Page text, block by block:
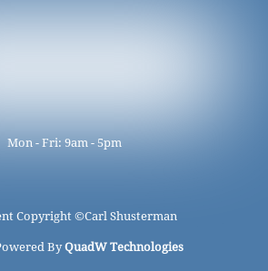
Mon - Fri: 9am - 5pm
Copyright ©Carl Shusterman
ByQuadW Technologies